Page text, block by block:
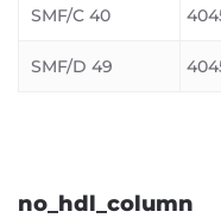
SMF/C 40
SMF/D 49
no_hdl_column